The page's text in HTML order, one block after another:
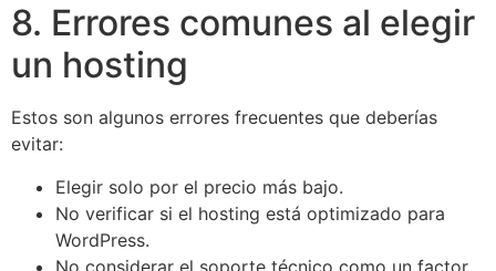
8. Errores comunes al elegir
un hosting
Estos son algunos errores frecuentes que deberías
evitar:
Elegir solo por el precio más bajo.
No verificar si el hosting está optimizado para
WordPress.
No considerar el soporte técnico como un factor